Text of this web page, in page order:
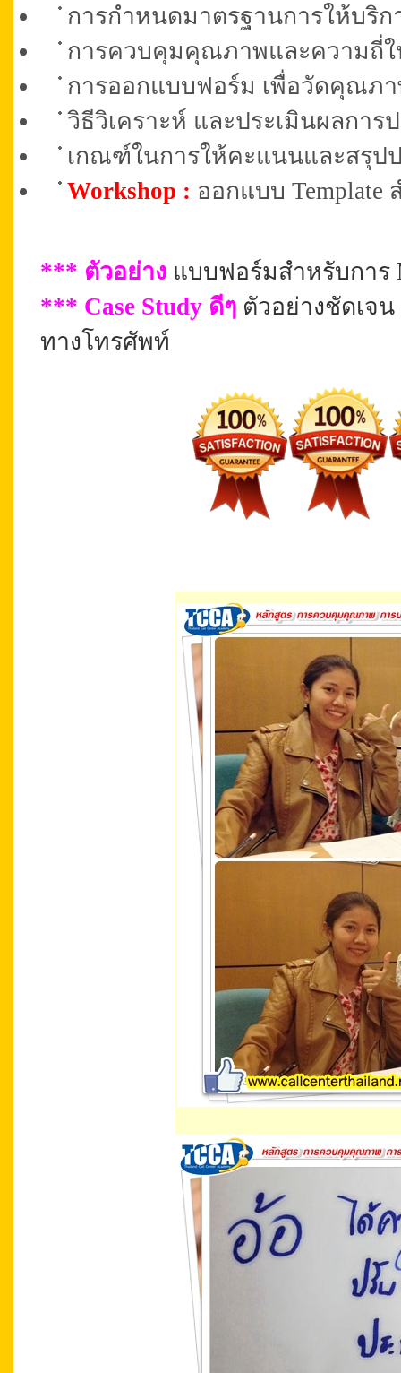
การกำหนดมาตรฐานการให้บริก
การควบคุมคุณภาพและความถี่ใ
การออกแบบฟอร์ม เพื่อวัดคุณภา
วิธีวิเคราะห์ และประเมินผลการ
เกณฑ์ในการให้คะแนนและสรุป
Workshop : ออกแบบ Template
*** ตัวอย่าง แบบฟอร์มสำหรับการ
*** Case Study ดีๆ ตัวอย่างชัดเจ
ทางโทรศัพท์